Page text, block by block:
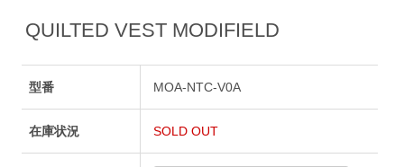
QUILTED VEST MODIFIELD
型番 MOA-NTC-V0A
在庫状況 SOLD OUT